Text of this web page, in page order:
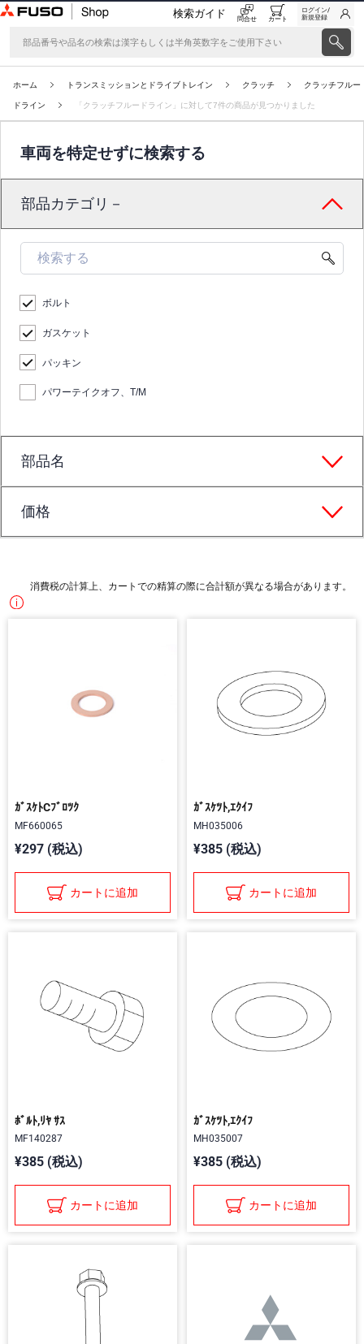
検索ガイド 問合せ カート
ログイン/
新規登録
ホーム トランスミッションとドライブトレイン クラッチ クラッチフルー
ドライン 「クラッチフルードライン」に対して7件の商品が見つかりました
車両を特定せずに検索する
部品カテゴリ－
ボルト
ガスケット
パッキン
パワーテイクオフ、T/M
部品名
価格
消費税の計算上、カートでの精算の際に合計額が異なる場合があります。
ｶﾞｽｹﾄCﾌﾞﾛﾂｸ
MF660065
¥297 (税込)
カートに追加
ｶﾞｽｹﾂﾄ,ｴｸｲﾌ
MH035006
¥385 (税込)
カートに追加
ﾎﾞﾙﾄ,ﾘﾔ ｻｽ
MF140287
¥385 (税込)
カートに追加
ｶﾞｽｹﾂﾄ,ｴｸｲﾌ
MH035007
¥385 (税込)
カートに追加